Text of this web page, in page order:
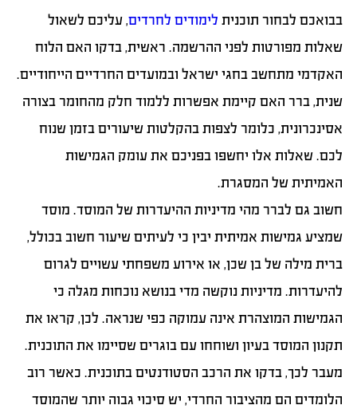
בבואכם לבחור תוכנית לימודים לחרדים, עליכם לשאול
שאלות מפורטות לפני ההרשמה. ראשית, בדקו האם הלוח
האקדמי מתחשב בחגי ישראל ובמועדים החרדיים הייחודיים.
שנית, ברר האם קיימת אפשרות ללמוד חלק מהחומר בצורה
אסינכרונית, כלומר לצפות בהקלטות שיעורים בזמן שנוח
לכם. שאלות אלו יחשפו בפניכם את עומק הגמישות
האמיתית של המסגרת.
חשוב גם לברר מהי מדיניות ההיעדרות של המוסד. מוסד
שמציע גמישות אמיתית יבין כי לעיתים שיעור חשוב בכולל,
ברית מילה של בן שכן, או אירוע משפחתי עשויים לגרום
להיעדרות. מדיניות נוקשה מדי בנושא נוכחות מגלה כי
הגמישות המוצהרת אינה עמוקה כפי שנראה. לכן, קראו את
תקנון המוסד בעיון ושוחחו עם בוגרים שסיימו את התוכנית.
מעבר לכך, בדקו את הרכב הסטודנטים בתוכנית. כאשר רוב
הלומדים הם מהציבור החרדי, יש סיכוי גבוה יותר שהמוסד